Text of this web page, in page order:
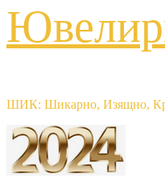
ШИК: Шикарно, Изящно,